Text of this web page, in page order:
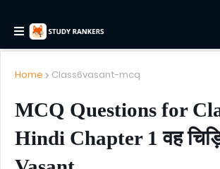
Home Class6vasant-mcq
MCQ Questions for
Hindi Chapter 1 वह